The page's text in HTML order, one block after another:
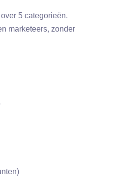
5 categorieën.
marketeers, zonder